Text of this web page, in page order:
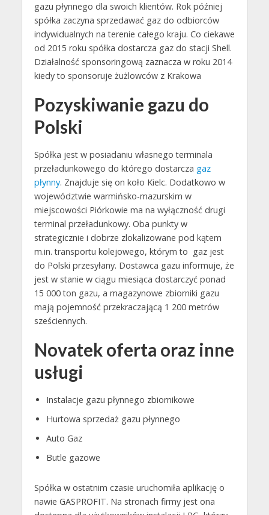
gazu płynnego dla swoich klientów. Rok później
spółka zaczyna sprzedawać gaz do odbiorców
indywidualnych na terenie całego kraju. Co ciekawe
od 2015 roku spółka dostarcza gaz do stacji Shell.
Działalność sponsoringową zaznacza w roku 2014
kiedy to sponsoruje żużlowców z Krakowa
Pozyskiwanie gazu do
Polski
Spółka jest w posiadaniu własnego terminala
przeładunkowego do którego dostarcza gaz
płynny. Znajduje się on koło Kielc. Dodatkowo w
województwie warmińsko-mazurskim w
miejscowości Piórkowie ma na wyłączność drugi
terminal przeładunkowy. Oba punkty w
strategicznie i dobrze zlokalizowane pod kątem
m.in. transportu kolejowego, którym to gaz jest
do Polski przesyłany. Dostawca gazu informuje, że
jest w stanie w ciągu miesiąca dostarczyć ponad
15 000 ton gazu, a magazynowe zbiorniki gazu
mają pojemność przekraczającą 1 200 metrów
sześciennych.
Novatek oferta oraz inne
usługi
Instalacje gazu płynnego zbiornikowe
Hurtowa sprzedaż gazu płynnego
Auto Gaz
Butle gazowe
Spółka w ostatnim czasie uruchomiła aplikację o
nawie GASPROFIT. Na stronach firmy jest ona